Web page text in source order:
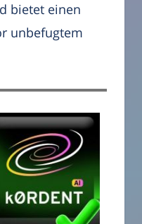
bietet einen
unbefugtem